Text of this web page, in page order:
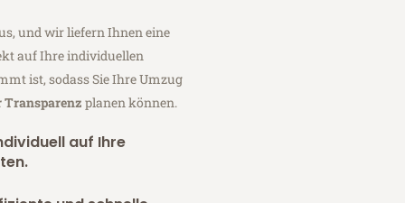
und wir liefern Ihnen eine
auf Ihre individuellen
ist, sodass Sie Ihre Umzug
Transparenz planen können.
auf Ihre